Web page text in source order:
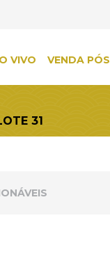
VIVO VENDA
31